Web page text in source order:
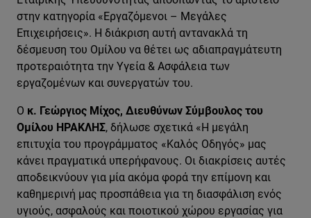
στην κατηγορία «Εργαζόμενοι – Μεγάλες
Επιχειρήσεις». Η διάκριση αυτή αντανακλά τη
δέσμευση του Ομίλου να θέτει ως αδιαπραγμάτευτη
προτεραιότητα την Υγεία & Ασφάλεια των
εργαζομένων και συνεργατών του.
Ο κ. Γεώργιος Μίχος, Διευθύνων Σύμβουλος του
Ομίλου ΗΡΑΚΛΗΣ, δήλωσε σχετικά «Η μεγάλη
επιτυχία του προγράμματος «Καλός Οδηγός» μας
κάνει πραγματικά υπερήφανους. Οι διακρίσεις αυτές
αποδεικνύουν για μία ακόμα φορά την επίμονη και
καθημερινή μας προσπάθεια για τη διασφάλιση ενός
υγιούς, ασφαλούς και ποιοτικού χώρου εργασίας για